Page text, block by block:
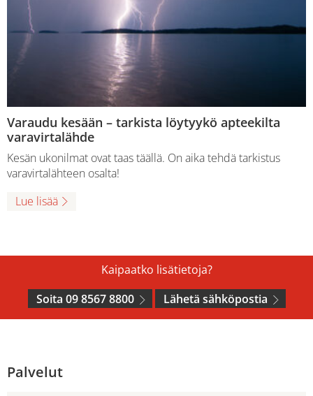
Varaudu kesään – tarkista löytyykö apteekilta
varavirtalähde
Kesän ukonilmat ovat taas täällä. On aika tehdä tarkistus
varavirtalähteen osalta!
Lue lisää
Kaipaatko lisätietoja?
Soita 09 8567 8800
Lähetä sähköpostia
Palvelut